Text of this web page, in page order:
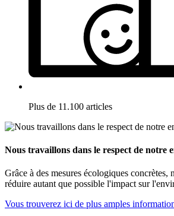
Plus de 11.100 articles
Nous travaillons dans le respect de notre
Grâce à des mesures écologiques concrètes,
réduire autant que possible l'impact sur
Vous trouverez ici de plus amples